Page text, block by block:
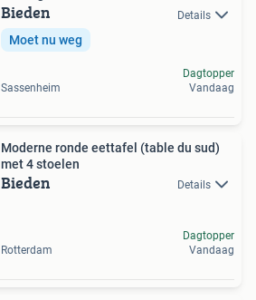
Bieden Details
Moet nu weg
Sassenheim
Dagtopper
Vandaag
Moderne ronde eettafel (table du sud)
met 4 stoelen
Bieden Details
Rotterdam
Dagtopper
Vandaag